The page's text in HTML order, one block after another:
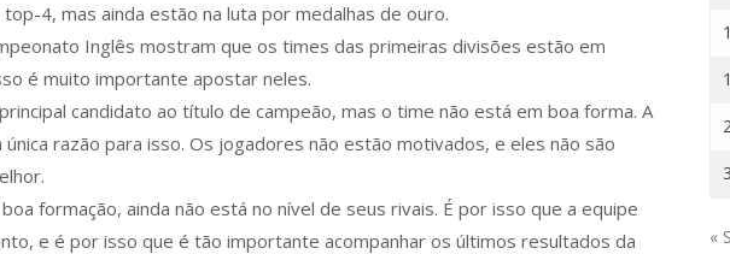
4, mas ainda estão na luta por medalhas de ouro.
Inglês mostram que os times das primeiras divisões estão em
é muito importante apostar neles.
candidato ao título de campeão, mas o time não está em boa forma. A
razão para isso. Os jogadores não estão motivados, e eles não são
formação, ainda não está no nível de seus rivais. É por isso que a equipe
e é por isso que é tão importante acompanhar os últimos resultados da
«